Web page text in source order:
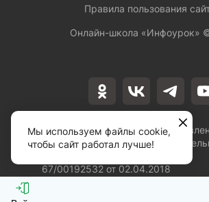
Лицензия на
образовательной
67/00192532 от 02.04.2018
Правила пользования
Онлайн-школа «Инфоурок»
Мы используем файлы cookie,
чтобы сайт работал лучше!